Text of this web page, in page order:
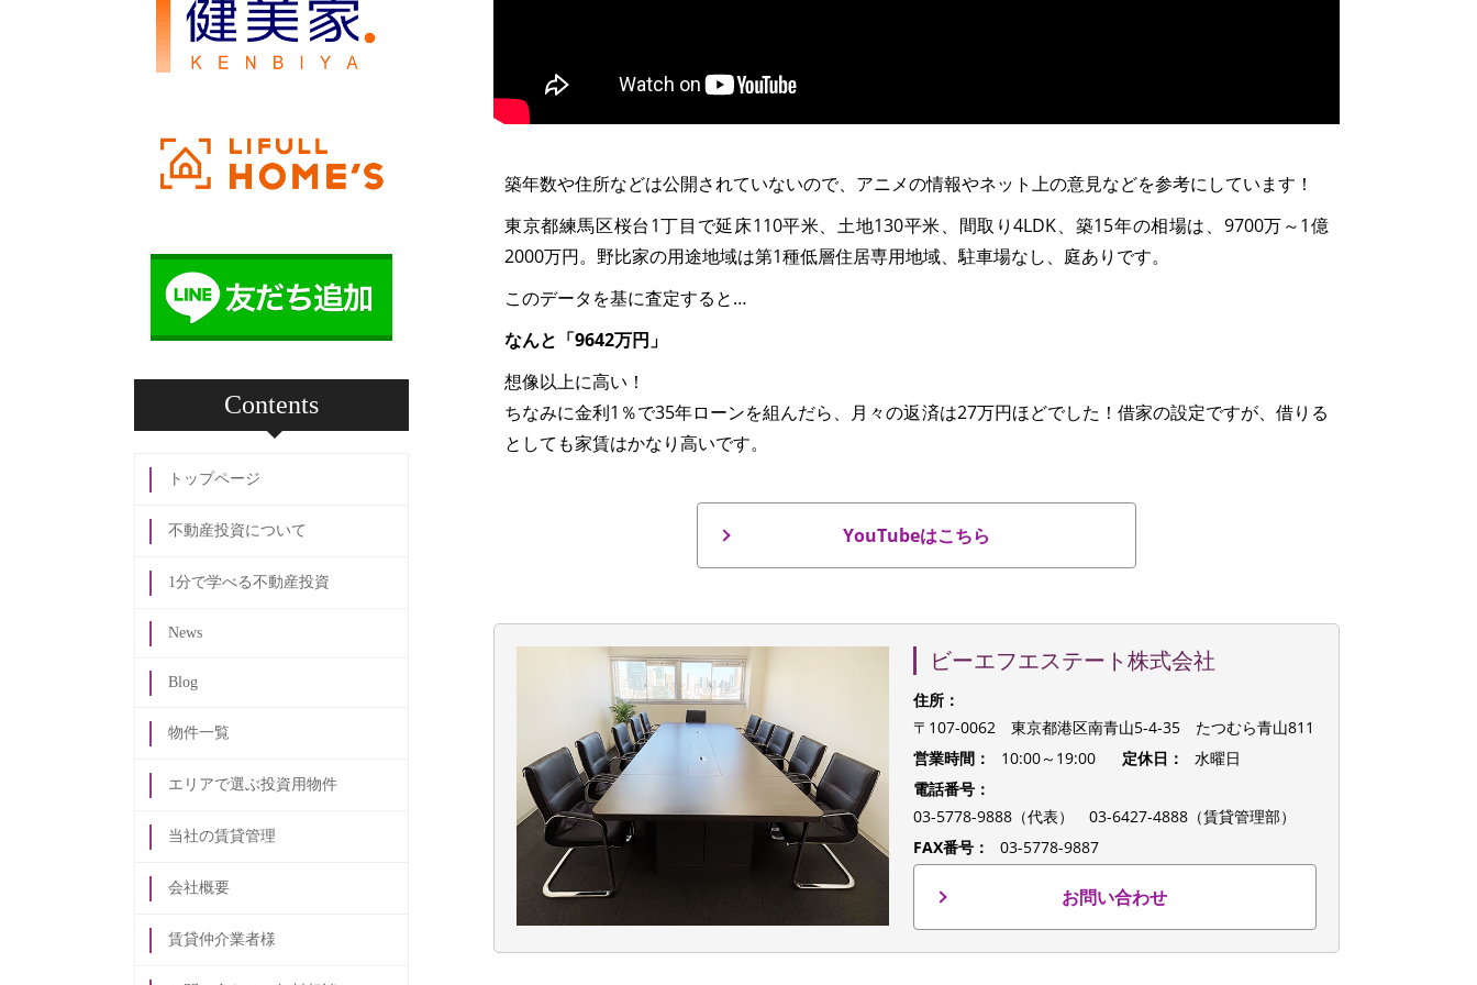
築年数や住所などは公開されていないので、アニメの情報やネット上の意見などを参考にしています！
東京都練馬区桜台1丁目で延床110平米、土地130平米、間取り4LDK、築15年の相場は、9700万～1億
2000万円。野比家の用途地域は第1種低層住居専用地域、駐車場なし、庭ありです。
このデータを基に査定すると…
なんと「9642万円」
想像以上に高い！
ちなみに金利1％で35年ローンを組んだら、月々の返済は27万円ほどでした！借家の設定ですが、借りる
としても家賃はかなり高いです。
YouTubeはこちら
ビーエフエステート株式会社
住所：
〒107-0062 東京都港区南青山5-4-35 たつむら青山811
営業時間：
10:00～19:00 定休日：
水曜日
電話番号：
03-5778-9888（代表） 03-6427-4888（賃貸管理部）
FAX番号：
03-5778-9887
お問い合わせ
Contents
トップページ
不動産投資について
1分で学べる不動産投資
News
Blog
物件一覧
エリアで選ぶ投資用物件
当社の賃貸管理
会社概要
賃貸仲介業者様